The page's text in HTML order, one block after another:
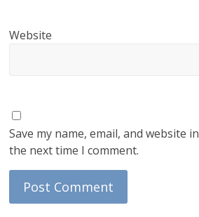
Website
Save my name, email, and website
the next time I comment.